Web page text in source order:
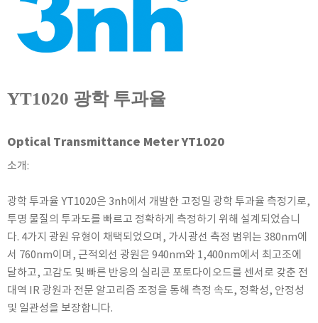
INSMARK
IRROMETER
JFE Advantech
KETT
KYORITSU
Milwaukee Instruments
MITSUBOSHI
NEW COSMOS
OCEANUS
OKANO WORKS
PARTICLE PLUS
YT1020 광학 투과율
Optical Transmittance Meter YT1020
소개:
광학 투과율 YT1020은 3nh에서 개발한 고정밀 광학 투과율 측정기로,
투명 물질의 투과도를 빠르고 정확하게 측정하기 위해 설계되었습니
다. 4가지 광원 유형이 채택되었으며, 가시광선 측정 범위는 380nm에
서 760nm이며, 근적외선 광원은 940nm와 1,400nm에서 최고조에
달하고, 고감도 및 빠른 반응의 실리콘 포토다이오드를 센서로 갖춘 전
대역 IR 광원과 전문 알고리즘 조정을 통해 측정 속도, 정확성, 안정성
및 일관성을 보장합니다.